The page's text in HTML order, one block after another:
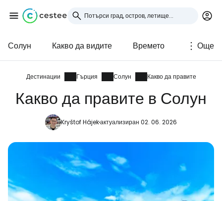
Солун Какво да видите Времето Още
Дестинации Гърция Солун Какво да правите
Какво да правите в Солун
Kryštof Hájekактуализиран 02. 06. 2026
Влезте в Cestee
... световната общност на туристите
Продължете с Google
Продължете с Facebook
Продължете с имейл